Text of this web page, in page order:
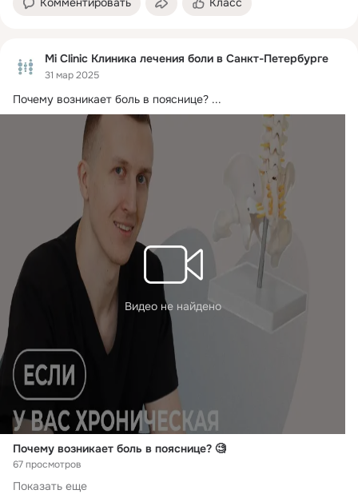
Mi Clinic Клиника лечения боли в Санкт-Петербурге
31 мар 2025
Почему возникает боль в пояснице? ...
Видео не найдено
Почему возникает боль в пояснице? 🧐
67 просмотров
Показать еще